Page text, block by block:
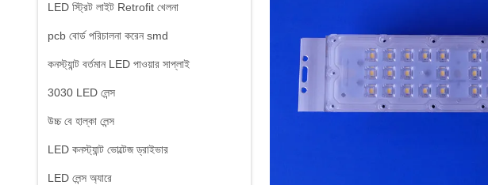
LED স্ট্রিট লাইট Retrofit খেলনা
pcb বোর্ড পরিচালনা করেন smd
কনস্ট্যান্ট বর্তমান LED পাওয়ার সাপ্লাই
3030 LED লেন্স
উচ্চ বে হাল্কা লেন্স
LED কনস্ট্যান্ট ভোল্টেজ ড্রাইভার
LED লেন্স অ্যারে